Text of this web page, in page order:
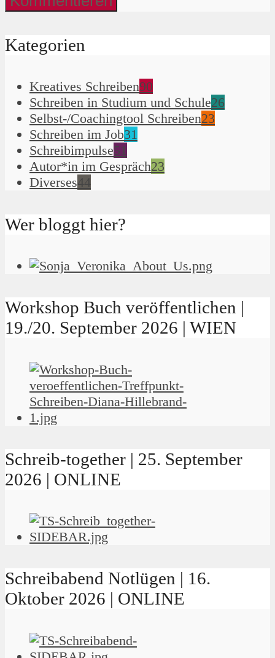
Kategorien
Kreatives Schreiben90
Schreiben in Studium und Schule26
Selbst-/Coachingtool Schreiben23
Schreiben im Job31
Schreibimpulse51
Autor*in im Gespräch23
Diverses44
Wer bloggt hier?
Workshop Buch veröffentlichen |
19./20. September 2026 | WIEN
Schreib-together | 25. September
2026 | ONLINE
Schreibabend Notlügen | 16.
Oktober 2026 | ONLINE